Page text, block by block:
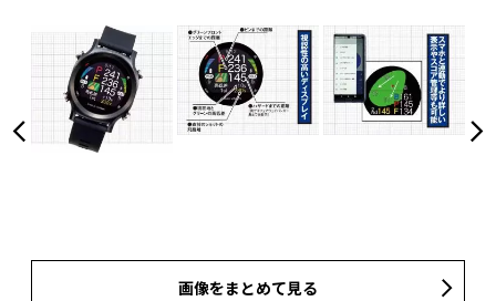
画像をまとめて見る